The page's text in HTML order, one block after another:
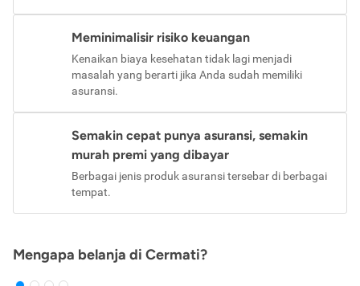
Meminimalisir risiko keuangan
Kenaikan biaya kesehatan tidak lagi menjadi
masalah yang berarti jika Anda sudah memiliki
asuransi.
Semakin cepat punya asuransi, semakin
murah premi yang dibayar
Berbagai jenis produk asuransi tersebar di berbagai
tempat.
Mengapa belanja di Cermati?